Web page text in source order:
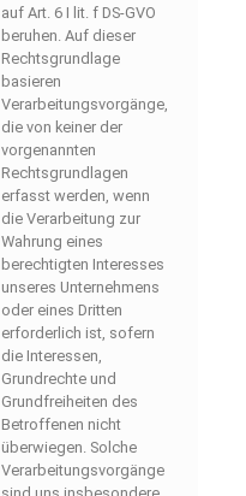
auf Art. 6 I lit. f DS-GVO
beruhen. Auf dieser
Rechtsgrundlage
basieren
Verarbeitungsvorgänge,
die von keiner der
vorgenannten
Rechtsgrundlagen
erfasst werden, wenn
die Verarbeitung zur
Wahrung eines
berechtigten Interesses
unseres Unternehmens
oder eines Dritten
erforderlich ist, sofern
die Interessen,
Grundrechte und
Grundfreiheiten des
Betroffenen nicht
überwiegen. Solche
Verarbeitungsvorgänge